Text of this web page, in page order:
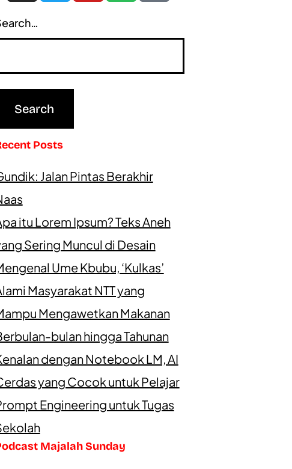
Posts
Jalan Pintas Berakhir
itu Lorem Ipsum? Teks Aneh
Sering Muncul di Desain
Ume Kbubu, ‘Kulkas’
Masyarakat NTT yang
Mengawetkan Makanan
bulan hingga Tahunan
dengan Notebook LM, AI
yang Cocok untuk Pelajar
Engineering untuk Tugas
Majalah Sunday